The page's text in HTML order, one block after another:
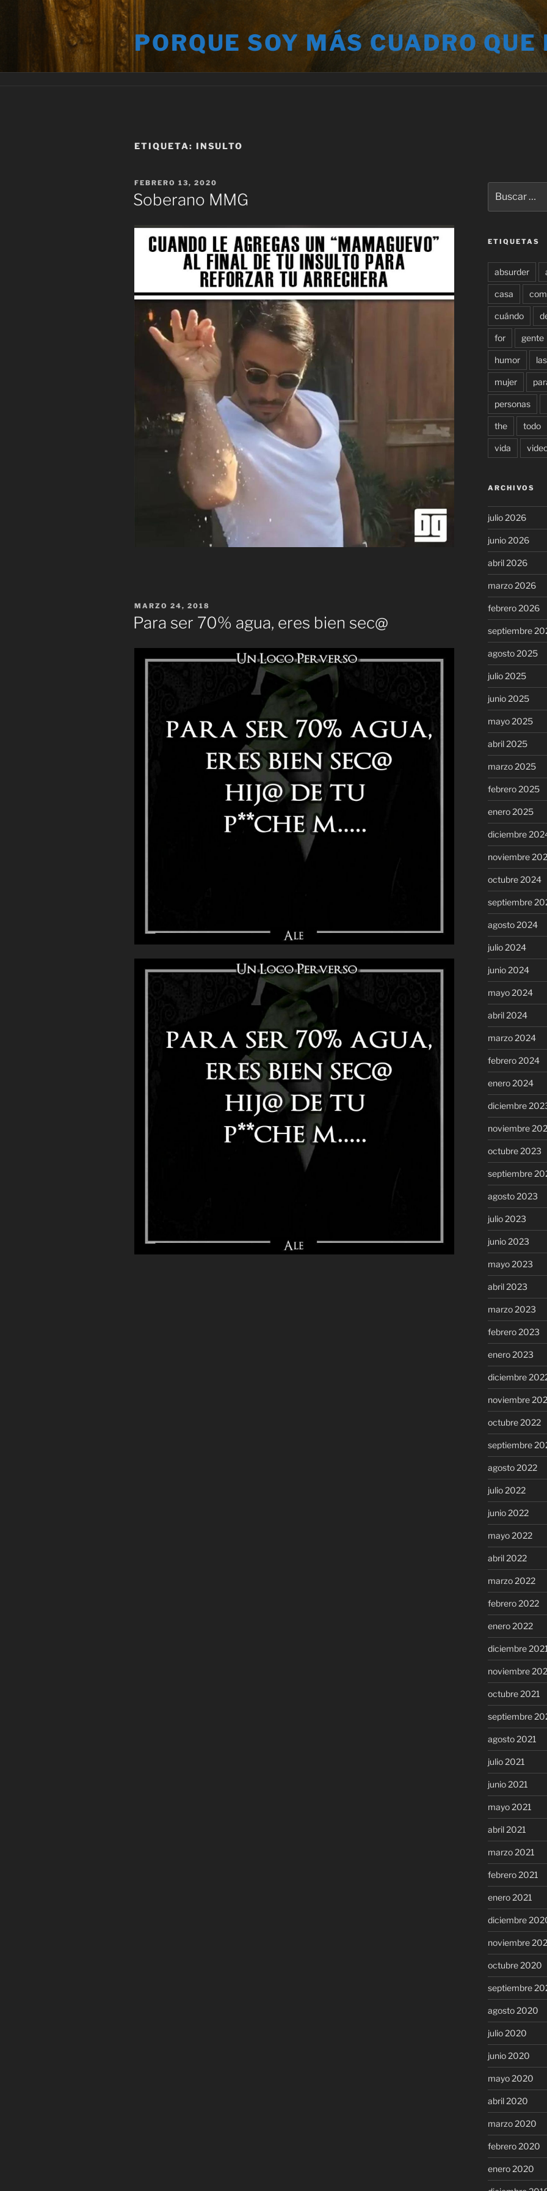
PORQUE SOY MÁS CUADRO QUE
ETIQUETA: INSULTO
PUBLICADO
EL
FEBRERO 13, 2020
Soberano MMG
PUBLICADO
EL
MARZO 24, 2018
Para ser 70% agua, eres bien sec@
por:
ETIQUETAS
absurder
casa
cuándo
for gente
humor las
mujer
personas
the todo
vida
ARCHIVOS
julio 2026
junio 2026
abril 2026
marzo 2026
febrero 2026
septiembre
agosto 2025
julio 2025
junio 2025
mayo 2025
abril 2025
marzo 2025
febrero 2025
enero 2025
diciembre
noviembre
octubre 2024
septiembre
agosto 2024
julio 2024
junio 2024
mayo 2024
abril 2024
marzo 2024
febrero 2024
enero 2024
diciembre
noviembre
octubre 2023
septiembre
agosto 2023
julio 2023
junio 2023
mayo 2023
abril 2023
marzo 2023
febrero 2023
enero 2023
diciembre
noviembre
octubre 2022
septiembre
agosto 2022
julio 2022
junio 2022
mayo 2022
abril 2022
marzo 2022
febrero 2022
enero 2022
diciembre
noviembre
octubre 2021
septiembre
agosto 2021
julio 2021
junio 2021
mayo 2021
abril 2021
marzo 2021
febrero 2021
enero 2021
diciembre
noviembre
octubre 2020
septiembre
agosto 2020
julio 2020
junio 2020
mayo 2020
abril 2020
marzo 2020
febrero 2020
enero 2020